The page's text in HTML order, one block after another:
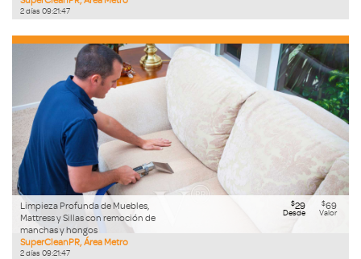
2días 09:21:46
Limpieza Profunda de Muebles,
Mattress y Sillas con remoción de
manchas y hongos
SuperCleanPR, Área Metro
2días 09:21:46
$29
Desde
$69
Valor